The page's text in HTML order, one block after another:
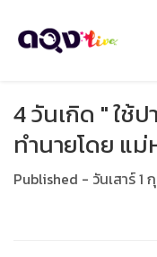
4 วันเกิด " ใช้
ทำนายโดย แ
Published - วันเสาร์ 1